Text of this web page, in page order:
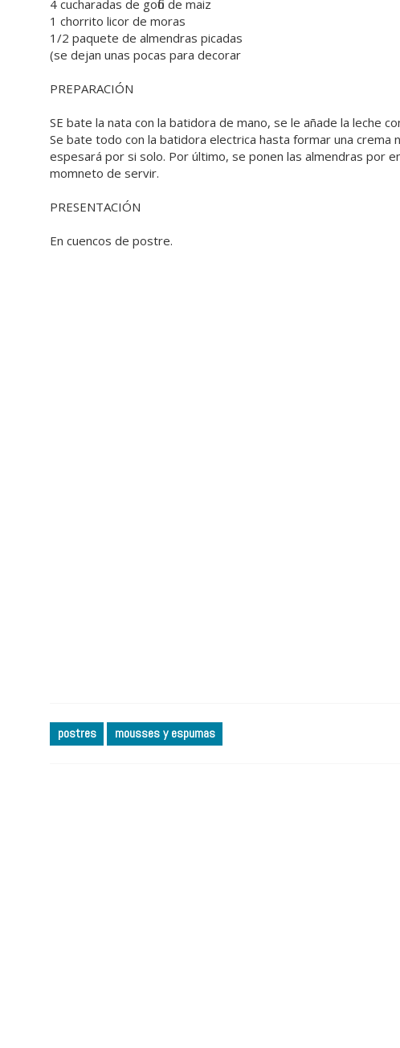
4 cucharadas de gofio de maiz
1 chorrito licor de moras
1/2 paquete de almendras picadas
(se dejan unas pocas para decorar
PREPARACIÓN
SE bate la nata con la batidora de mano, se le añade la leche
Se bate todo con la batidora electrica hasta formar una crema
espesará por si solo. Por último, se ponen las almendras por
momneto de servir.
PRESENTACIÓN
En cuencos de postre.
postres mousses y espumas